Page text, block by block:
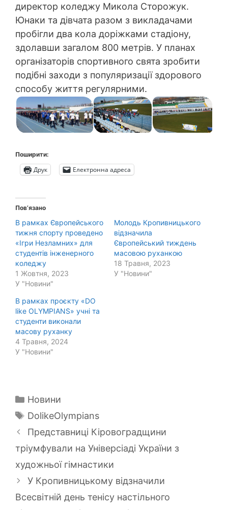
директор коледжу Микола Сторожук.
Юнаки та дівчата разом з викладачами
пробігли два кола доріжками стадіону,
здолавши загалом 800 метрів. У планах
організаторів спортивного свята зробити
подібні заходи з популяризації здорового
способу життя регулярними.
Поширити:
Друк Електронна адреса
Пов’язано
В рамках Європейського
тижня спорту проведено
«Ігри Незламних» для
студентів інженерного
коледжу
1 Жовтня, 2023
У "Новини"
Молодь Кропивницького
відзначила
Європейський тиждень
масовою руханкою
18 Травня, 2023
У "Новини"
В рамках проєкту «DO
like OLYMPIANS» учні та
студенти виконали
масову руханку
4 Травня, 2024
У "Новини"
Категорії
Новини
Позначки
DolikeOlympians
Представниці Кіровоградщини
тріумфували на Універсіаді України з
художньої гімнастики
У Кропивницькому відзначили
Всесвітній день тенісу настільного